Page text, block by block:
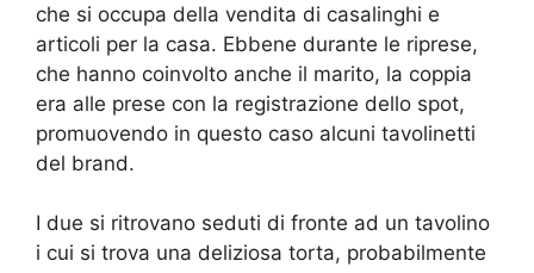
che si occupa della vendita di casalinghi e
articoli per la casa. Ebbene durante le riprese,
che hanno coinvolto anche il marito, la coppia
era alle prese con la registrazione dello spot,
promuovendo in questo caso alcuni tavolinetti
del brand.
I due si ritrovano seduti di fronte ad un tavolino
i cui si trova una deliziosa torta, probabilmente